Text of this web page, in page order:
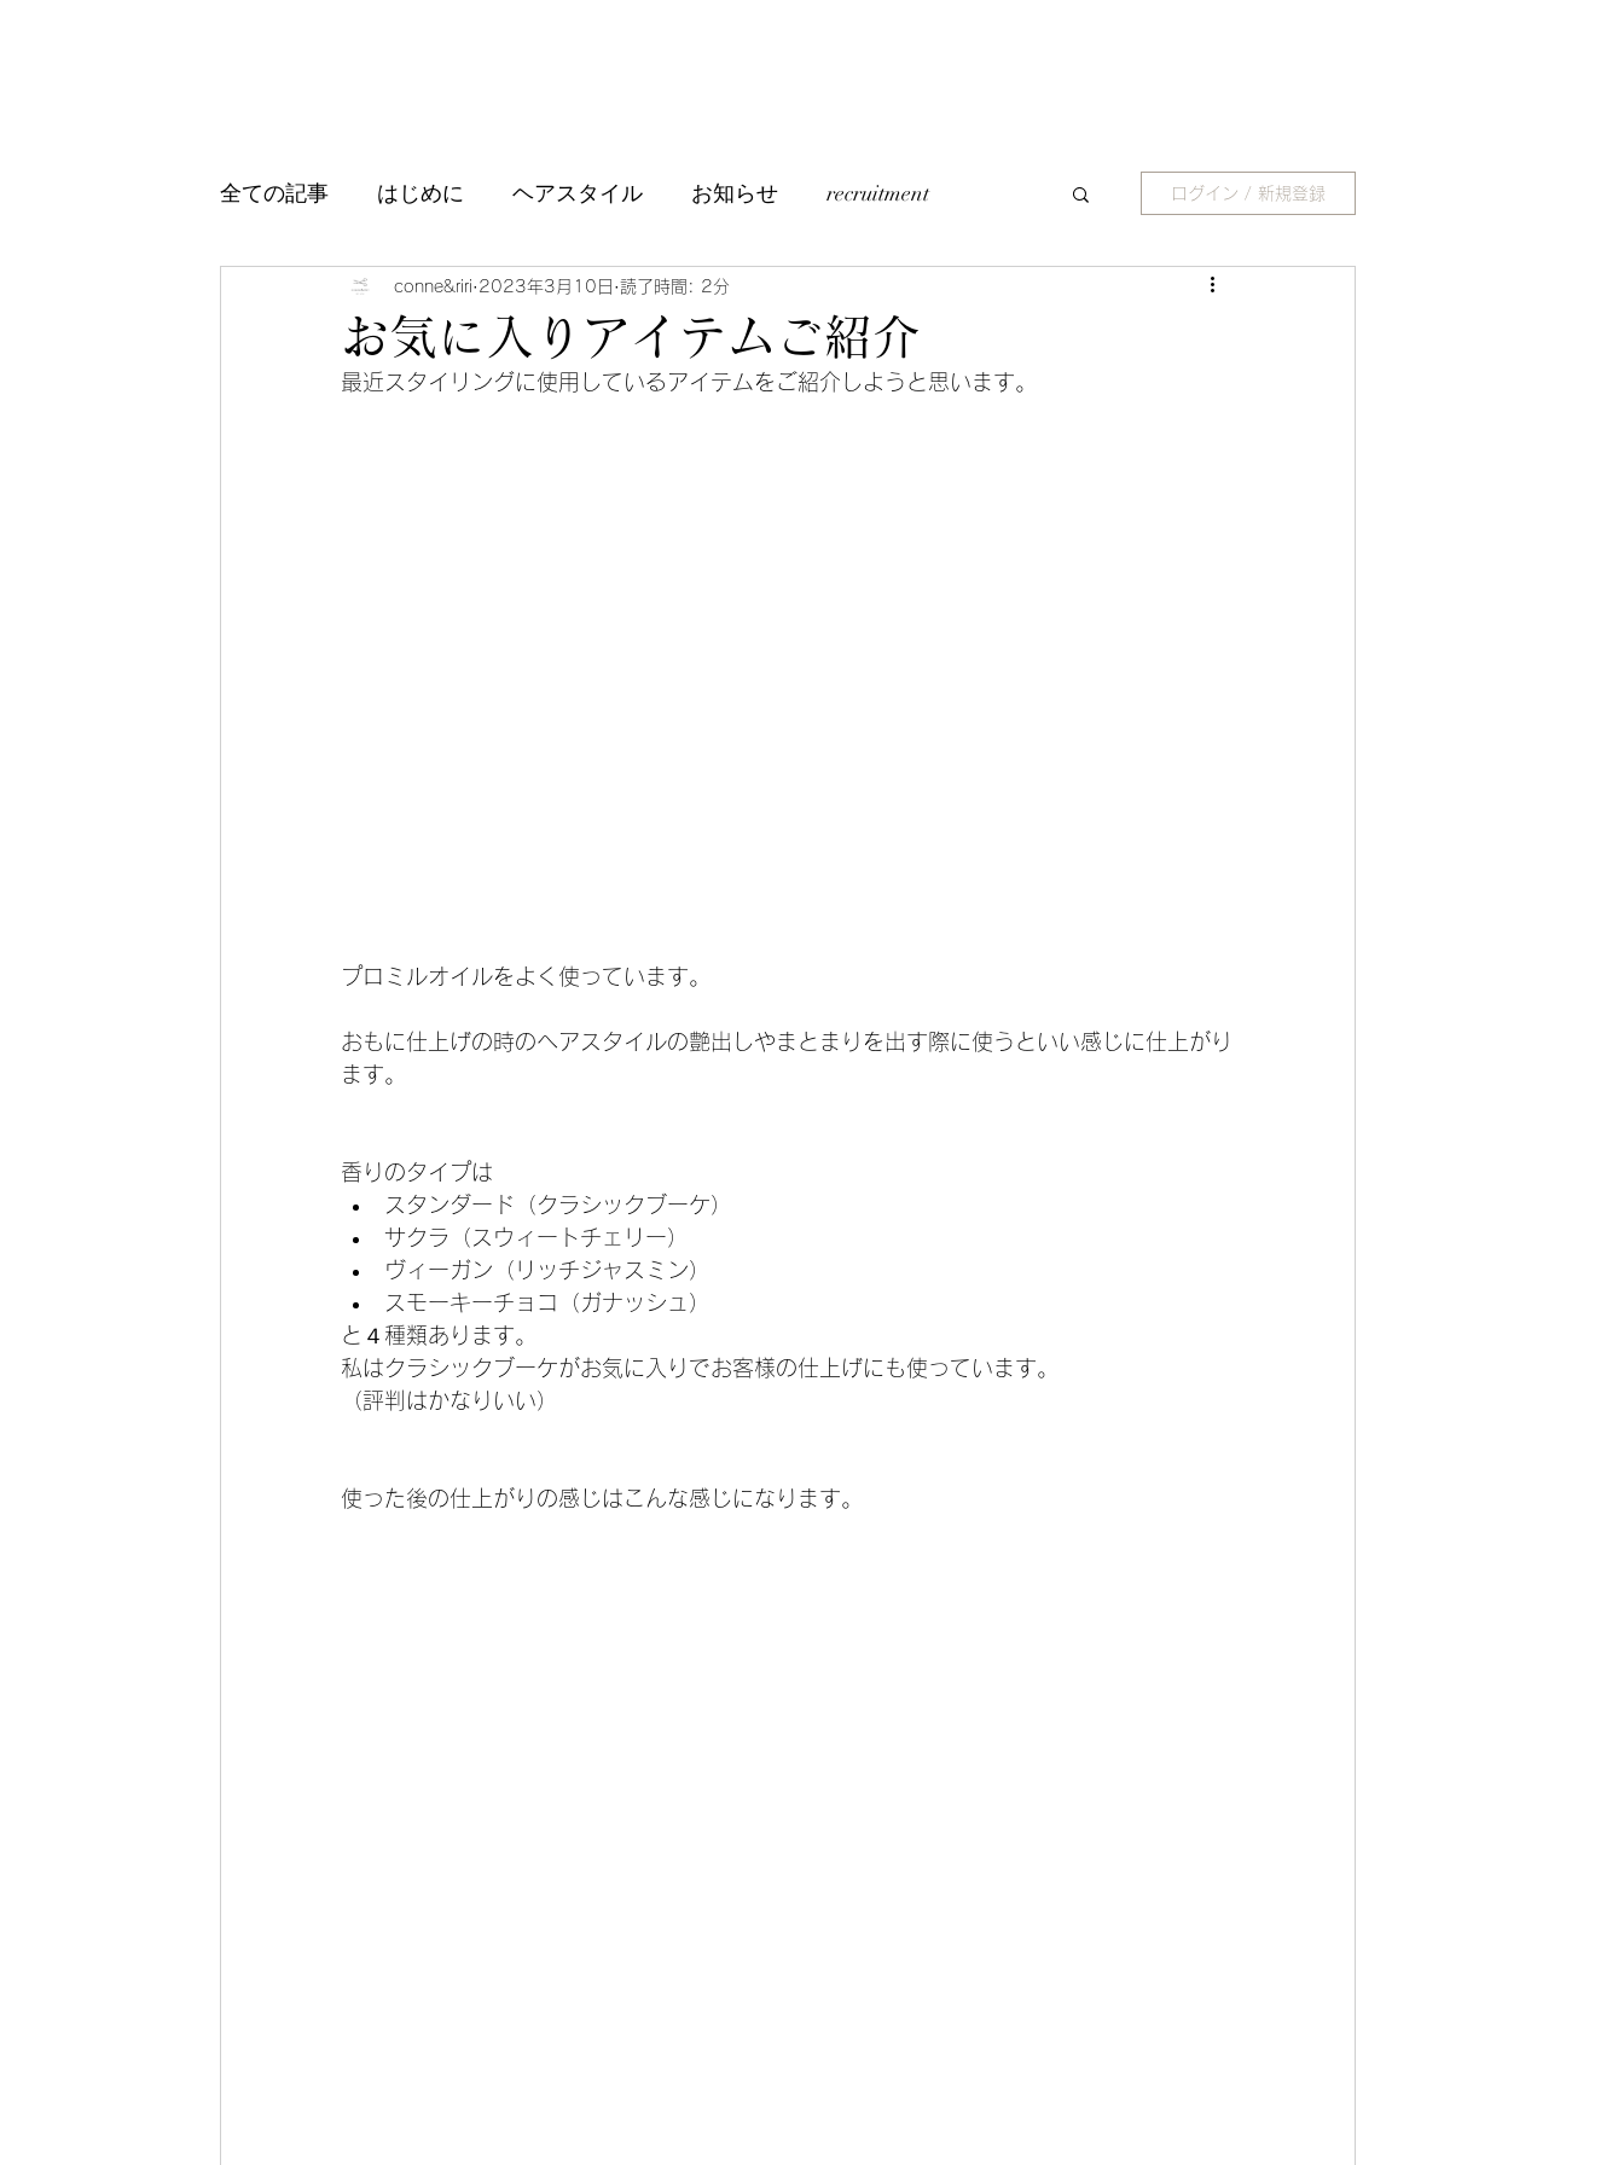
全ての記事 はじめに ヘアスタイル お知らせ recruitment
アイテム紹介 ブログ、つぶやき 訪問美容について
ログイン / 新規登録
お気に入りアイテムご紹介
conne&riri 2023年3月10日 読了時間: 2分
最近スタイリングに使用しているアイテムをご紹介しようと思います。
プロミルオイルをよく使っています。
おもに仕上げの時のヘアスタイルの艶出しやまとまりを出す際に使うといい感じに仕上がり
ます。
香りのタイプは
スタンダード（クラシックブーケ）
サクラ（スウィートチェリー）
ヴィーガン（リッチジャスミン）
スモーキーチョコ（ガナッシュ）
と４種類あります。
私はクラシックブーケがお気に入りでお客様の仕上げにも使っています。
（評判はかなりいい）
使った後の仕上がりの感じはこんな感じになります。